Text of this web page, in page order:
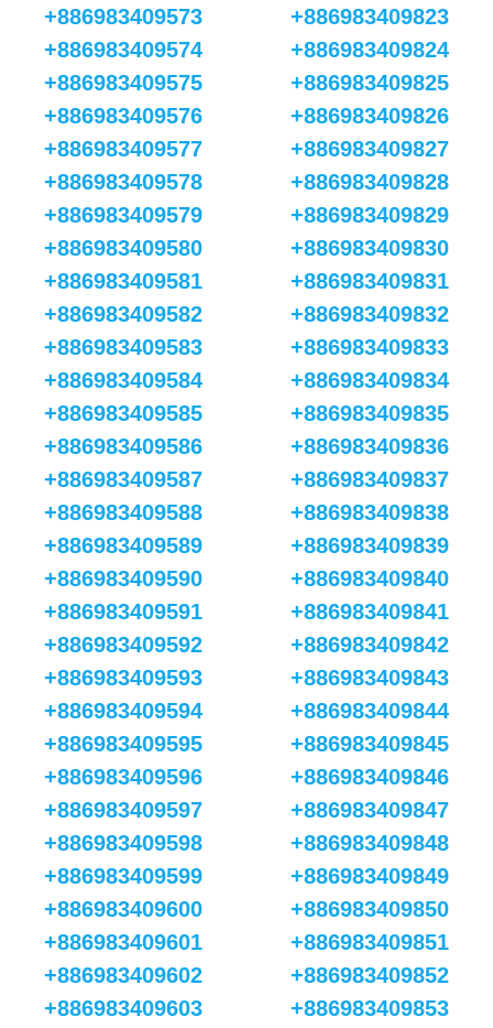
+886983409573
+886983409574
+886983409575
+886983409576
+886983409577
+886983409578
+886983409579
+886983409580
+886983409581
+886983409582
+886983409583
+886983409584
+886983409585
+886983409586
+886983409587
+886983409588
+886983409589
+886983409590
+886983409591
+886983409592
+886983409593
+886983409594
+886983409595
+886983409596
+886983409597
+886983409598
+886983409599
+886983409600
+886983409601
+886983409602
+886983409603
+886983409823
+886983409824
+886983409825
+886983409826
+886983409827
+886983409828
+886983409829
+886983409830
+886983409831
+886983409832
+886983409833
+886983409834
+886983409835
+886983409836
+886983409837
+886983409838
+886983409839
+886983409840
+886983409841
+886983409842
+886983409843
+886983409844
+886983409845
+886983409846
+886983409847
+886983409848
+886983409849
+886983409850
+886983409851
+886983409852
+886983409853